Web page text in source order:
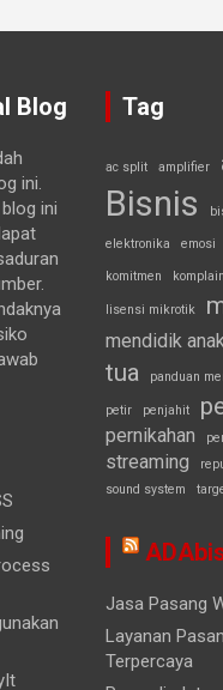
Blog
ini.
ini
Tag
ac split amplifier
Bisnis
elektronika emosi
komitmen komplain
lisensi mikrotik
mendidik
tua
panduan
petir penjahit
pernikahan
streaming
sound system
Jasa Pasang
Layanan
Terpercaya